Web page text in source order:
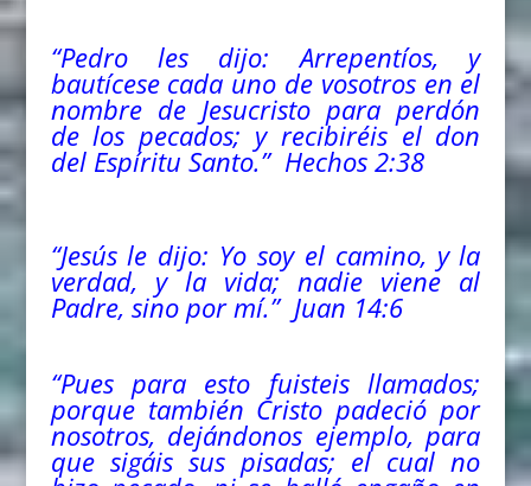
“Pedro les dijo: Arrepentíos, y
bautícese cada uno de vosotros en el
nombre de Jesucristo para perdón
de los pecados; y recibiréis el don
del Espíritu Santo.” Hechos 2:38
“Jesús le dijo: Yo soy el camino, y la
verdad, y la vida; nadie viene al
Padre, sino por mí.” Juan 14:6
“Pues para esto fuisteis llamados;
porque también Cristo padeció por
nosotros, dejándonos ejemplo, para
que sigáis sus pisadas; el cual no